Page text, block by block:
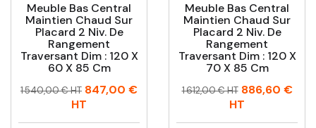
Meuble Bas Central
Maintien Chaud Sur
Placard 2 Niv. De
Rangement
Traversant Dim : 120 X
60 X 85 Cm
Prix
Prix
1 540,00 € HT 847,00 €
HT
Meuble Bas Central
Maintien Chaud Sur
Placard 2 Niv. De
Rangement
Traversant Dim : 120 X
70 X 85 Cm
Prix
Prix
1 612,00 € HT 886,60 €
HT